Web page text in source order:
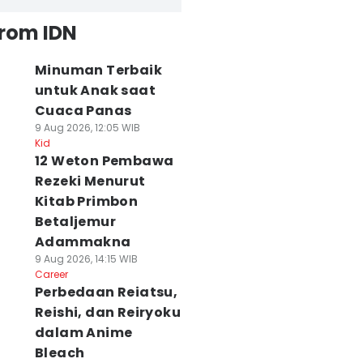
IDN
Minuman Terbaik
untuk Anak saat
Cuaca Panas
9 Aug 2026, 12:05 WIB
Kid
12 Weton Pembawa
Rezeki Menurut
Kitab Primbon
Betaljemur
Adammakna
9 Aug 2026, 14:15 WIB
Career
Perbedaan Reiatsu,
Reishi, dan Reiryoku
dalam Anime
Bleach